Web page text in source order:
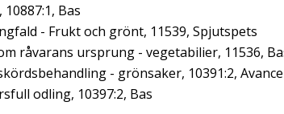
Bas
- Frukt och grönt, 11539, Spjutspets
råvarans ursprung - vegetabilier, 11536,
- grönsaker, 10391:2,
odling, 10397:2, Bas